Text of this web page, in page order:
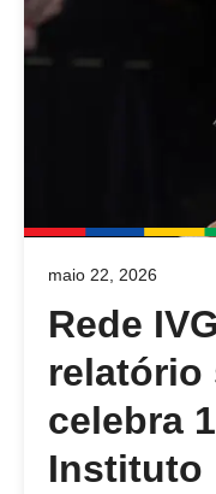
maio 22, 2026
Rede
relatório
celebra
Instituto